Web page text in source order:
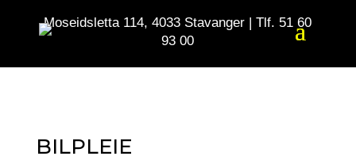
Moseidsletta 114, 4033 Stavanger | Tlf. 51 60
93 00
BILPLEIE